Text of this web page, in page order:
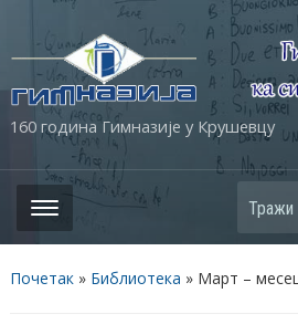
160 година Гимназије у Крушевцу
Почетак» Библиотека » Март –